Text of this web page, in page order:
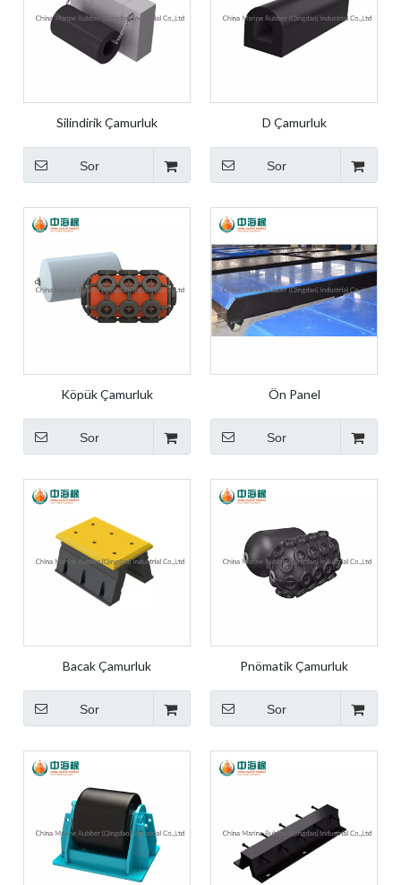
Silindirik Çamurluk
Sor
D Çamurluk
Sor
Köpük Çamurluk
Sor
Ön Panel
Sor
Bacak Çamurluk
Sor
Pnömatik Çamurluk
Sor